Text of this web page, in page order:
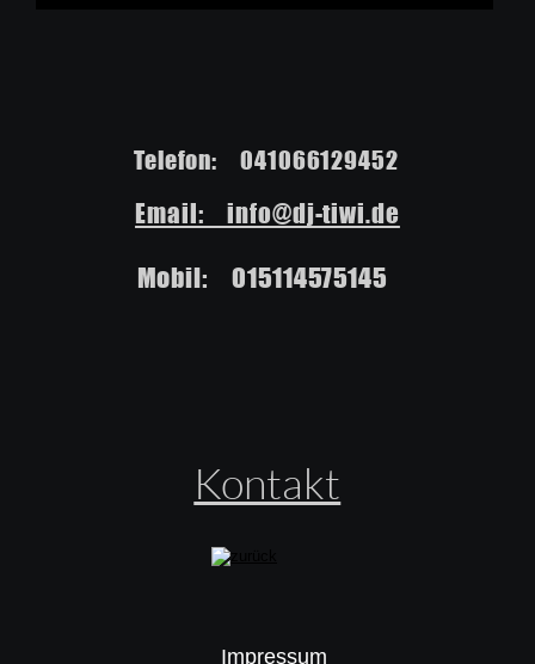
Kontakt
Telefon:    041066129452
Mobil:    015114575145
Email:    info@dj-tiwi.de
Impressum